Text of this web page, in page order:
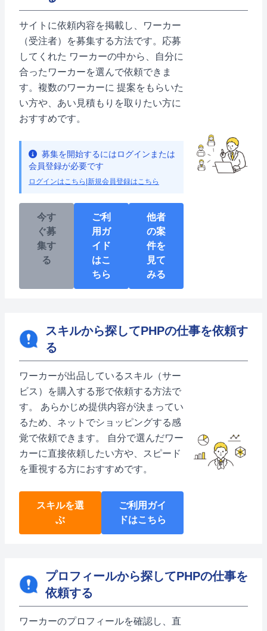
サイトに依頼内容を掲載し、ワーカー
（受注者）を募集する方法です。応募
してくれた ワーカーの中から、自分に
合ったワーカーを選んで依頼できま
す。複数のワーカーに 提案をもらいた
い方や、あい見積もりを取りたい方に
おすすめです。
募集を開始するにはログインまたは
会員登録が必要です
ログインはこちら 新規会員登録はこちら
今す
ぐ募
集す
る
ご利
用ガ
イド
はこ
ちら
他者
の案
件を
見て
みる
スキルから探してPHPの仕事を依頼す
る
ワーカーが出品しているスキル（サー
ビス）を購入する形で依頼する方法で
す。 あらかじめ提供内容が決まってい
るため、ネットでショッピングする感
覚で依頼できます。 自分で選んだワー
カーに直接依頼したい方や、スピード
を重視する方におすすめです。
スキルを選
ぶ
ご利用ガイ
ドはこちら
プロフィールから探してPHPの仕事を
依頼する
ワーカーのプロフィールを確認し、直